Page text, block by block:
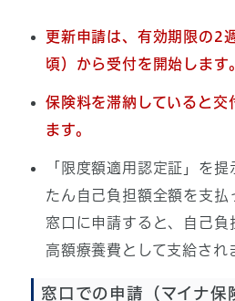
更新申請は、有効期限の2
頃）から受付を開始します
保険料を滞納していると交
ます。
「限度額適用認定証」を
たん自己負担額全額を支払
窓口に申請すると、自己
高額療養費として支給され
窓口での申請（マイナ保